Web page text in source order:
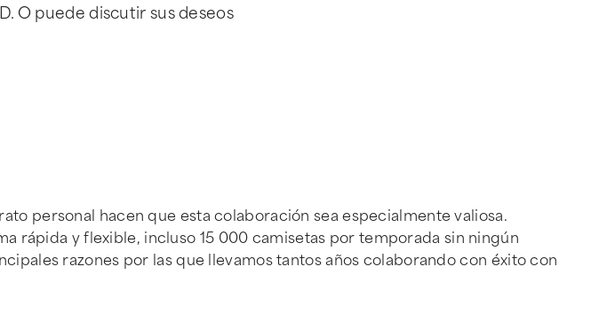
O puede discutir sus deseos
personal hacen que esta colaboración sea especialmente valiosa.
rápida y flexible, incluso 15 000 camisetas por temporada sin ningún
razones por las que llevamos tantos años colaborando con éxito con